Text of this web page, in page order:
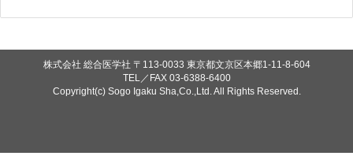
必須
必須
必須
株式会社 総合医学社 〒113-0033 東京都文京区本郷1-11-8-604
TEL／FAX 03-6388-6400
Copyright(c) Sogo Igaku Sha,Co.,Ltd. All Rights Reserved.